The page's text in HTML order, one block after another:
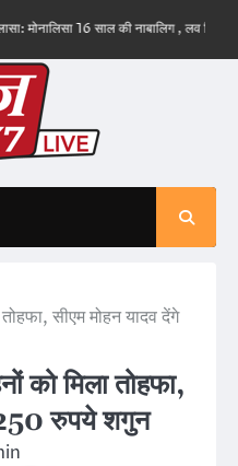
16 साल की नाबालिग , लव जिहाद के
सीएम मोहन यादव देंगे
को मिला तोहफा,
250 रुपये शगुन